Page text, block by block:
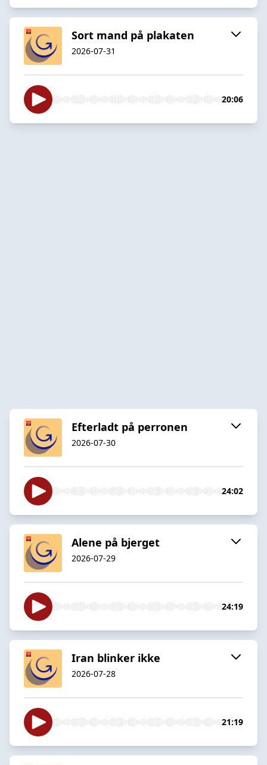
Sort mand på plakaten
2026-07-31
20:06
Efterladt på perronen
2026-07-30
24:02
Alene på bjerget
2026-07-29
24:19
Iran blinker ikke
2026-07-28
21:19